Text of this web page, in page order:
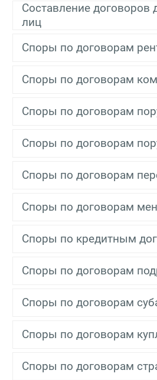
Составление договоров
лиц
Споры по договорам
Споры по договорам
Споры по договорам
Споры по договорам
Споры по договорам
Споры по договорам
Споры по кредитным
Споры по договорам
Споры по договорам
Споры по договорам
Споры по договорам